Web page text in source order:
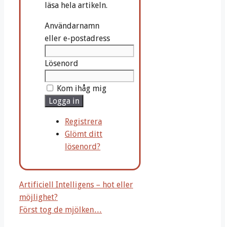
läsa hela artikeln.
Användarnamn
eller e-postadress
Lösenord
Kom ihåg mig
Logga in
Registrera
Glömt ditt
lösenord?
Artificiell Intelligens – hot eller
möjlighet?
Först tog de mjölken…